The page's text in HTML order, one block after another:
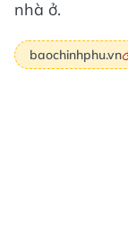
nhà ở.
baochinhphu.vn